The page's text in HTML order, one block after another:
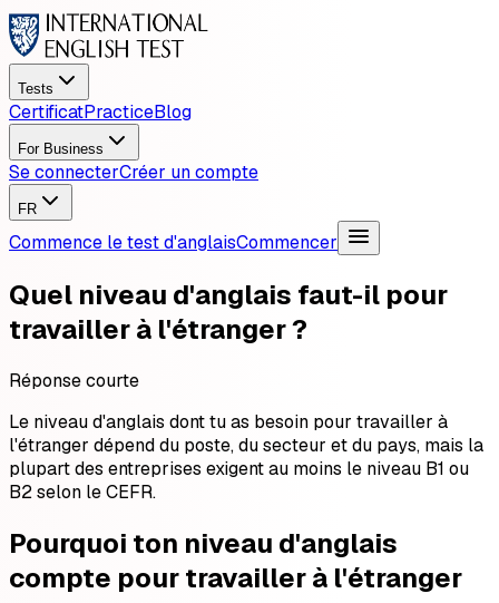
Tests
CertificatPracticeBlog
For Business
Se connecterCréer un compte
FR
Commence le test d'anglaisCommencer
Quel niveau d'anglais faut-il pour
travailler à l'étranger ?
Réponse courte
Le niveau d'anglais dont tu as besoin pour travailler à
l'étranger dépend du poste, du secteur et du pays, mais la
plupart des entreprises exigent au moins le niveau B1 ou
B2 selon le CEFR.
Pourquoi ton niveau d'anglais
compte pour travailler à l'étranger